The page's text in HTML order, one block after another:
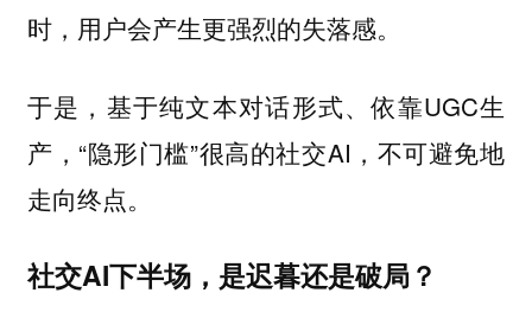
时，用户会产生更强烈的失落感。
于是，基于纯文本对话形式、依靠UGC生
产，“隐形门槛”很高的社交AI，不可避免地
走向终点。
社交AI下半场，是迟暮还是破局？